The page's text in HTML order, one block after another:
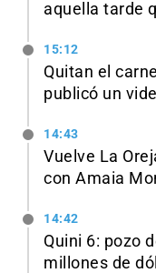
aquella tarde
15:12
Quitan el
publicó un
14:43
Vuelve La
con Amaia
14:42
Quini 6: pozo
millones de